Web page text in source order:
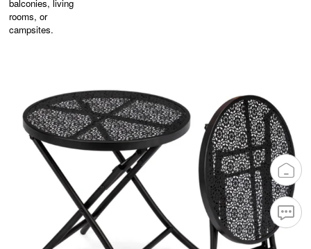
balconies, living
rooms, or
campsites.